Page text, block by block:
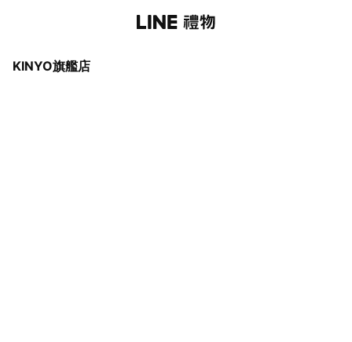
KINYO旗艦店